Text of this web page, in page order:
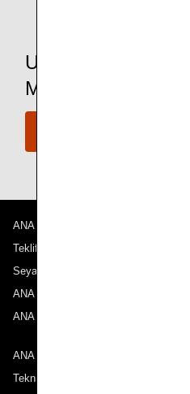
Uçuş
Mısınız?
ANA Hakkında
Teklifler ve Duyurular
Seyahat Noktalarımız
ANA Deneyimi
ANA Mileage Club
ANA ile iletişime geçin
Teknik Destek (Erişilebilirlik)